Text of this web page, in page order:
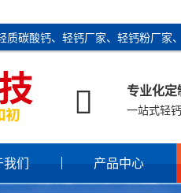
质碳酸钙、轻钙厂家、轻钙粉厂
 专业化定
一站式轻
我们 产品中心